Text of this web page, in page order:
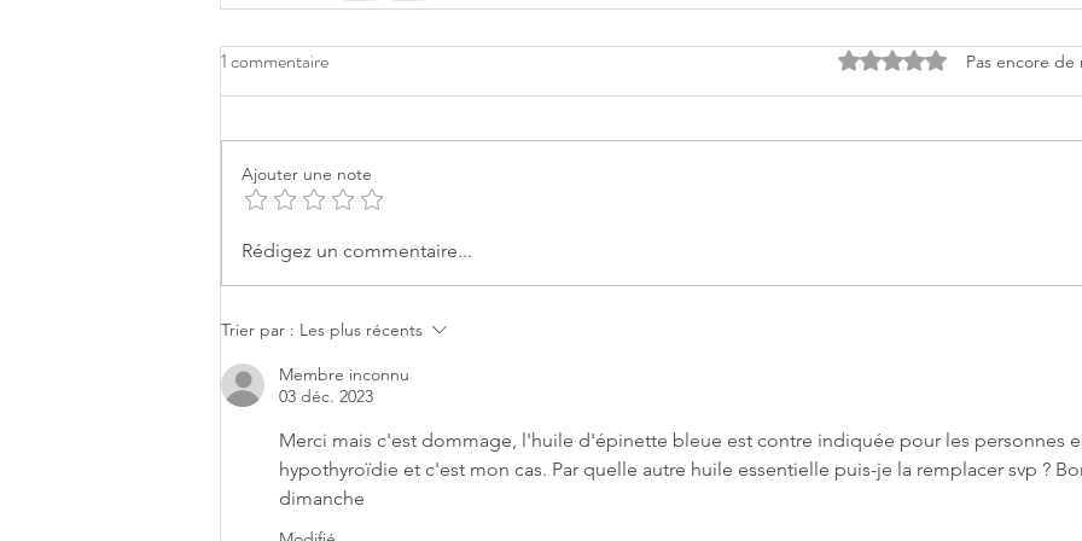
1 commentaire Noté 0 étoile sur 5.Pas encore de
Ajouter une note
Rédigez un commentaire...
Trier par : Les plus récents
Membre inconnu
03 déc. 2023
Merci mais c'est dommage, l'huile d'épinette bleue est contre indiquée pour les personnes
hypothyroïdie et c'est mon cas. Par quelle autre huile essentielle puis-je la remplacer svp ?
dimanche